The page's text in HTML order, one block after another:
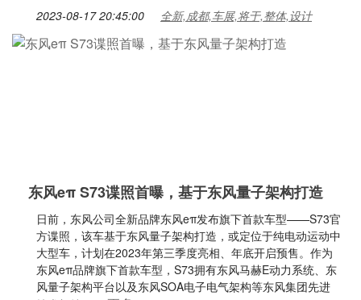
2023-08-17 20:45:00 全新,成都,车展,将于,整体,设计
东风eπ S73谍照首曝，基于东风量子架构打造
日前，东风公司全新品牌东风eπ发布旗下首款车型——S73官
方谍照，该车基于东风量子架构打造，或定位于纯电动运动中
大型车，计划在2023年第三季度亮相、年底开启预售。作为
东风eπ品牌旗下首款车型，S73拥有东风马赫E动力系统、东
风量子架构平台以及东风SOA电子电气架构等东风集团先进